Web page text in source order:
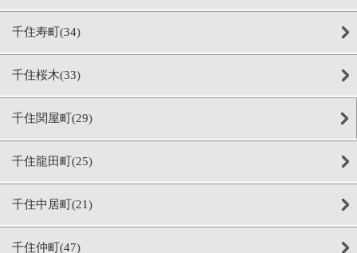
千住寿町(34)
千住桜木(33)
千住関屋町(29)
千住龍田町(25)
千住中居町(21)
千住仲町(47)